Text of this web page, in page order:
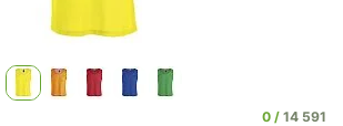
0
14 591